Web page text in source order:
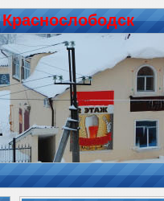
Красноcлободск